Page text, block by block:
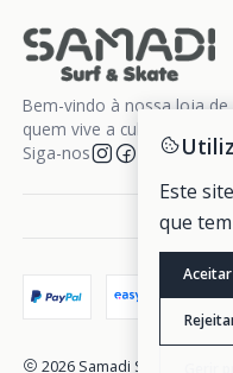
Bem-vindo à nossa loja
quem vive a cultura da
Siga-nos
2026 Samadi Surf Skate.
Este
que